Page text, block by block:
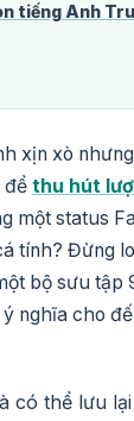
tiếng Anh
xịn xò
để thu hút
một status
tính? Đừng
bộ sưu tập
nghĩa cho
có thể lưu